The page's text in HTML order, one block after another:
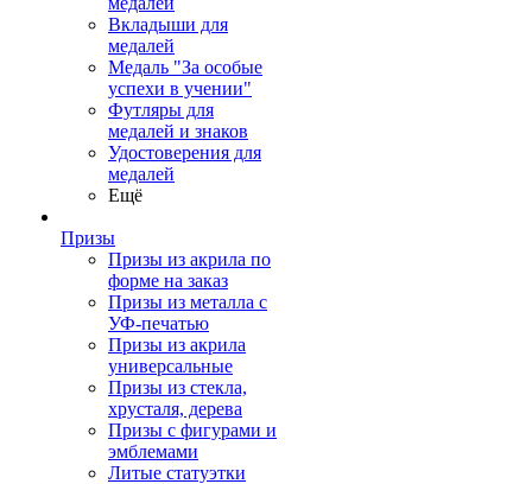
Вкладыши для
медалей
Медаль "За особые
успехи в учении"
Футляры для
медалей и знаков
Удостоверения для
медалей
Ещё
Призы
Призы из акрила по
форме на заказ
Призы из металла с
УФ-печатью
Призы из акрила
универсальные
Призы из стекла,
хрусталя, дерева
Призы с фигурами и
эмблемами
Литые статуэтки